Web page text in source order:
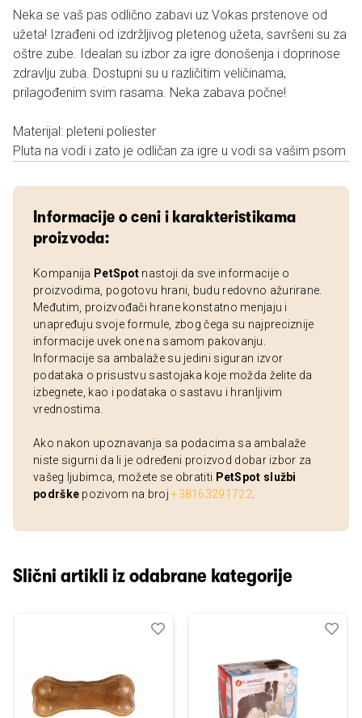
Neka se vaš pas odlično zabavi uz Vokas prstenove od
užeta! Izrađeni od izdržljivog pletenog užeta, savršeni su za
oštre zube. Idealan su izbor za igre donošenja i doprinose
zdravlju zuba. Dostupni su u različitim veličinama,
prilagođenim svim rasama. Neka zabava počne!
Materijal: pleteni poliester
Pluta na vodi i zato je odličan za igre u vodi sa vašim psom
Informacije o ceni i karakteristikama
proizvoda:
Kompanija PetSpot nastoji da sve informacije o
proizvodima, pogotovu hrani, budu redovno ažurirane.
Međutim, proizvođači hrane konstatno menjaju i
unapređuju svoje formule, zbog čega su najpreciznije
informacije uvek one na samom pakovanju.
Informacije sa ambalaže su jedini siguran izvor
podataka o prisustvu sastojaka koje možda želite da
izbegnete, kao i podataka o sastavu i hranljivim
vrednostima.
Ako nakon upoznavanja sa podacima sa ambalaže
niste sigurni da li je određeni proizvod dobar izbor za
vašeg ljubimca, možete se obratiti PetSpot službi
podrške pozivom na broj+38163291722
Slični artikli iz odabrane kategorije
Dodaj
Uporedi